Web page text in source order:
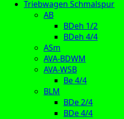
Triebwagen Schmalspur
AB
BDeh 1/2
BDeh 4/4
ASm
AVA-BDWM
AVA-WSB
Be 4/4
BLM
BDe 2/4
BDe 4/4